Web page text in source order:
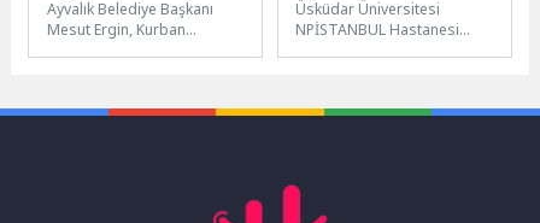
Misafiri Ağırladı
Ayvalık Belediye Başkanı
Mesut Ergin, Kurban
Üsküdar Üniversitesi
NPİSTANBUL Hastanesi
Diyetisyenler...